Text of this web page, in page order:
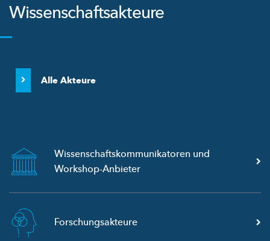
Wissenschaftsakteure
Alle Akteure
Wissenschaftskommunikatoren und
Workshop-Anbieter
Forschungsakteure